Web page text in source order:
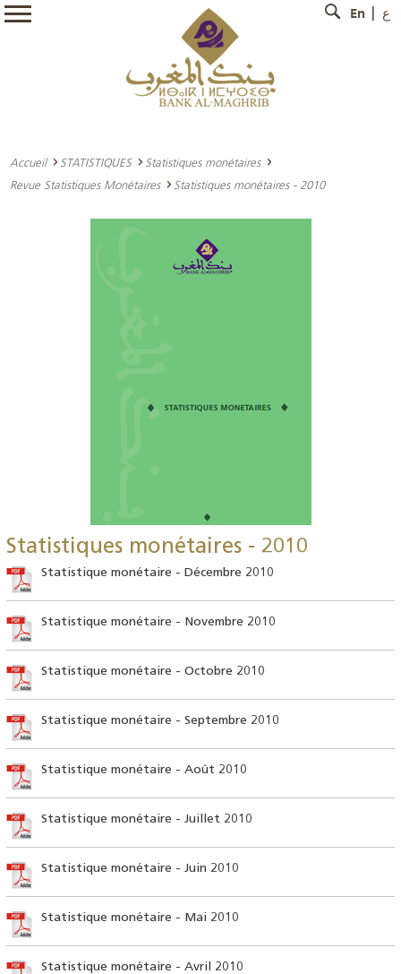
En ع
Accueil STATISTIQUES
Statistiques monétaires
Revue Statistiques Monétaires
Statistiques monétaires - 2010
Statistiques monétaires - 2010
Statistique monétaire - Décembre 2010
Statistique monétaire - Novembre 2010
Statistique monétaire - Octobre 2010
Statistique monétaire - Septembre 2010
Statistique monétaire - Août 2010
Statistique monétaire - Juillet 2010
Statistique monétaire - Juin 2010
Statistique monétaire - Mai 2010
Statistique monétaire - Avril 2010